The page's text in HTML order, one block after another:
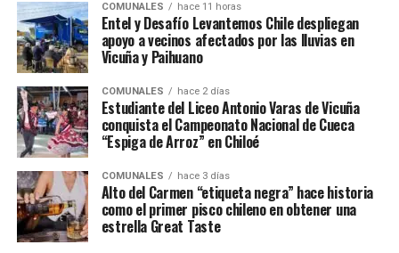
COMUNALES hace 11 horas
Entel y Desafío Levantemos Chile despliegan
apoyo a vecinos afectados por las lluvias en
Vicuña y Paihuano
COMUNALES hace 2 días
Estudiante del Liceo Antonio Varas de Vicuña
conquista el Campeonato Nacional de Cueca
“Espiga de Arroz” en Chiloé
COMUNALES hace 3 días
Alto del Carmen “etiqueta negra” hace historia
como el primer pisco chileno en obtener una
estrella Great Taste